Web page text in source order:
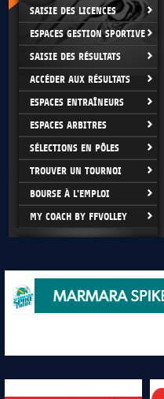
SAISIE DES LICENCES
ESPACES GESTION SPORTIVE
SAISIE DES RÉSULTATS
ACCÉDER AUX RÉSULTATS
ESPACES ENTRAÎNEURS
ESPACES ARBITRES
SÉLECTIONS EN PÔLES
TROUVER UN TOURNOI
BOURSE À L'EMPLOI
MY COACH BY FFVOLLEY